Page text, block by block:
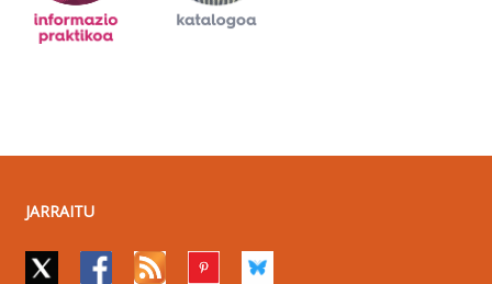
JARRAITU